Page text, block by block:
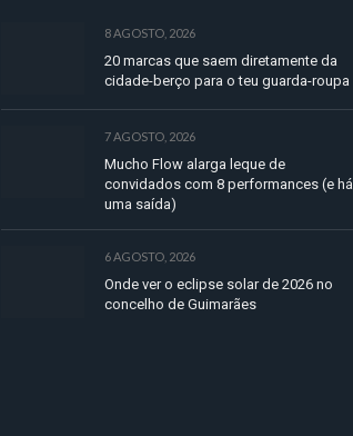
8 AGOSTO, 2026
20 marcas que saem diretamente da
cidade-berço para o teu guarda-roupa
7 AGOSTO, 2026
Mucho Flow alarga leque de
convidados com 8 performances (e há
uma saída)
6 AGOSTO, 2026
Onde ver o eclipse solar de 2026 no
concelho de Guimarães